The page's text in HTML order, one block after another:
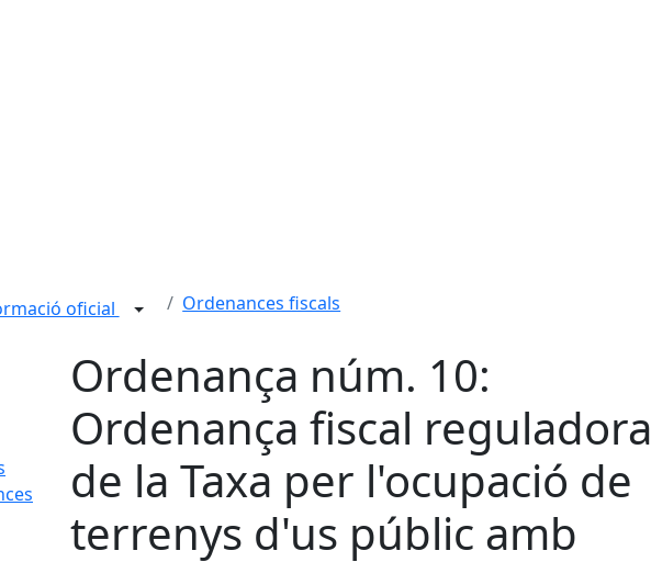
oficial Ordenances fiscals
Ordenança núm. 10:
Ordenança fiscal reguladora
de la Taxa per l'ocupació de
terrenys d'us públic amb